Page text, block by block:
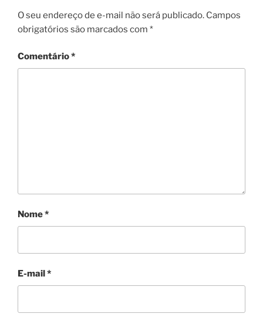
O seu endereço de e-mail não será publicado. Campos
obrigatórios são marcados com *
Comentário*
Nome*
E-mail *